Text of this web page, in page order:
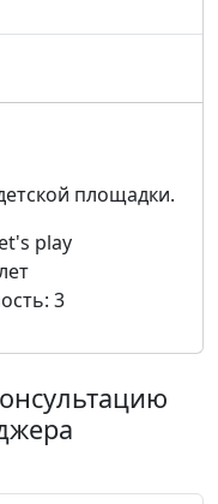
площадки.
play
3